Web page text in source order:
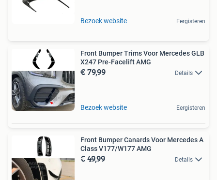
Bezoek website Eergisteren
Front Bumper Trims Voor Mercedes GLB
X247 Pre-Facelift AMG
€ 79,99 Details
Bezoek website Eergisteren
Front Bumper Canards Voor Mercedes A
Class V177/W177 AMG
€ 49,99 Details